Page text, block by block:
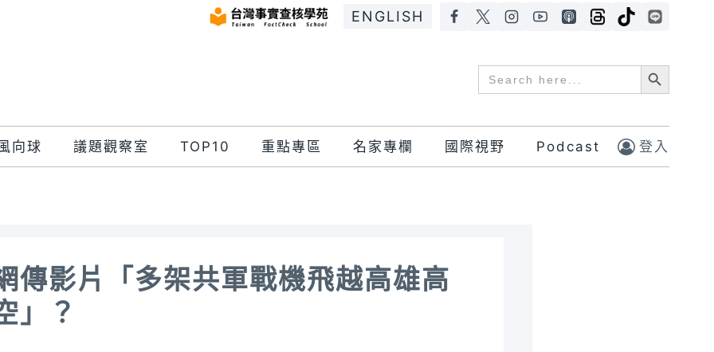
ENGLISH
Search
for:
Search Button
向球 議題觀察室 TOP10 重點專區 名家專欄 國際視野 Podcast 登入
傳影片「多架共軍戰機飛越高雄高
」？